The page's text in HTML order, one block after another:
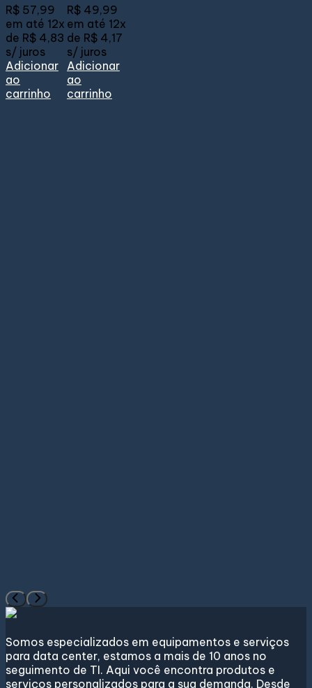
R$57,99
em até 12x
de R$ 4,83
s/ juros
Adicionar
ao
carrinho
R$49,99
em até 12x
de R$ 4,17
s/ juros
Adicionar
ao
carrinho
Somos especializados em equipamentos e serviços
para data center, estamos a mais de 10 anos no
seguimento de TI. Aqui você encontra produtos e
serviços personalizados para a sua demanda. Desde